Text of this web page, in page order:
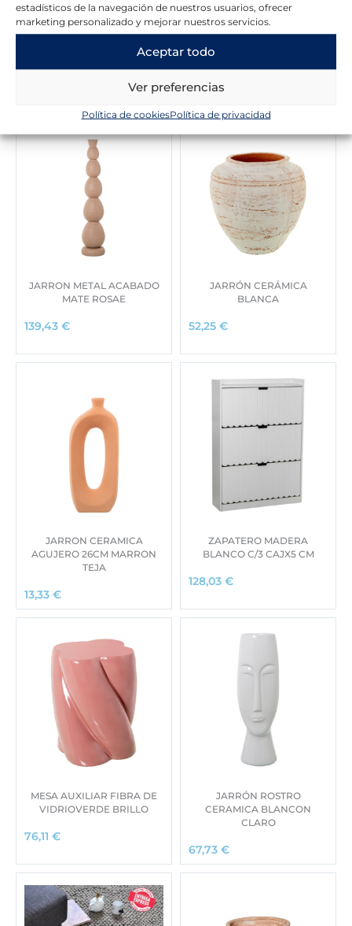
estadísticos de la navegación de nuestros usuarios, ofrecer
marketing personalizado y mejorar nuestros servicios.
Aceptar todo
Ver preferencias
Política de cookiesPolítica de privacidad
Novedades en la tienda
JARRON METAL ACABADO
MATE ROSAE
139,43 €
JARRÓN CERÁMICA
BLANCA
52,25 €
JARRON CERAMICA
AGUJERO 26CM MARRON
TEJA
13,33 €
ZAPATERO MADERA
BLANCO C/3 CAJX5 CM
128,03 €
MESA AUXILIAR FIBRA DE
VIDRIOVERDE BRILLO
76,11 €
JARRÓN ROSTRO
CERAMICA BLANCON
CLARO
67,73 €